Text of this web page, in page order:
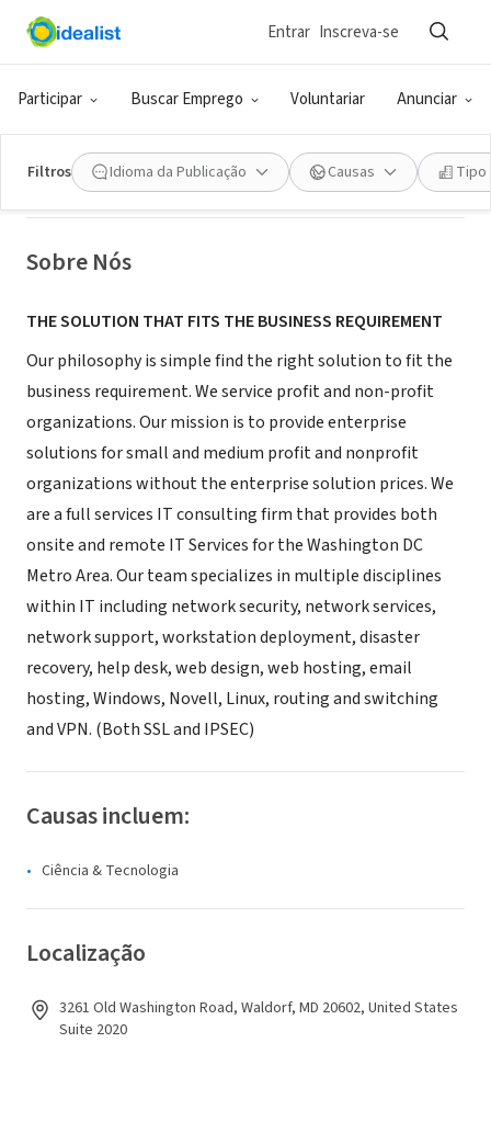
Participar Buscar Emprego Voluntariar Anunciar
Entrar Inscreva-se
Filtros Idioma da Publicação Causas Tipo
Rebnetik Enterprises LLC
Waldorf, MD|www.rebnetik.com
Sobre Nós
THE SOLUTION THAT FITS THE BUSINESS REQUIREMENT
Our philosophy is simple find the right solution to fit the
business requirement. We service profit and non-profit
organizations. Our mission is to provide enterprise
solutions for small and medium profit and nonprofit
organizations without the enterprise solution prices. We
are a full services IT consulting firm that provides both
onsite and remote IT Services for the Washington DC
Metro Area. Our team specializes in multiple disciplines
within IT including network security, network services,
network support, workstation deployment, disaster
recovery, help desk, web design, web hosting, email
hosting, Windows, Novell, Linux, routing and switching
and VPN. (Both SSL and IPSEC)
Causas incluem:
Ciência & Tecnologia
Localização
3261 Old Washington Road, Waldorf, MD 20602, United States
Suite 2020